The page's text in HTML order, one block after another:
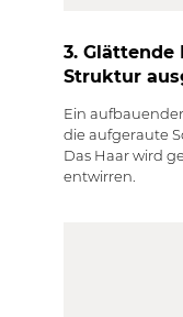
3. Glättende
Struktur
Ein aufbauender
die aufgeraute
Das Haar wird
entwirren.